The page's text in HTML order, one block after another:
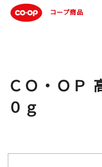
コープ商品
ＣＯ・ＯＰ
０ｇ